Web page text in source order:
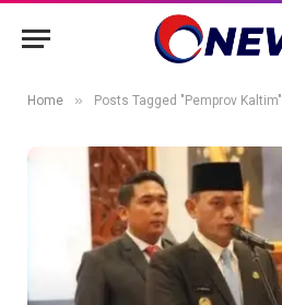
Home » Posts Tagged "Pemprov Kaltim"